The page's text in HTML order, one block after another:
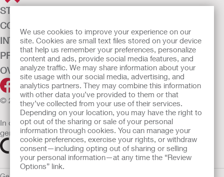
We use cookies to improve your experience on our
site. Cookies are small text files stored on your device
that help us remember your preferences, personalize
content and ads, provide social media features, and
analyze traffic. We may share information about your
site usage with our social media, advertising, and
analytics partners. They may combine this information
with other data you’ve provided to them or that
they’ve collected from your use of their services.
Depending on your location, you may have the right to
opt out of the sharing or sale of your personal
information through cookies. You can manage your
cookie preferences, exercise your rights, or withdraw
consent—including opting out of sharing or selling
your personal information—at any time the “Review
Options” link.
STOMAZORG
CONTINENTIEZORG
INTENSIEVE ZORG
PRODUCTEN
OVER ONS
© 2026 Hollister Incorporated
In de EU verkochte medische hulpmiddelen dienen
gemarkeerd te zijn met een van de volgende symbolen